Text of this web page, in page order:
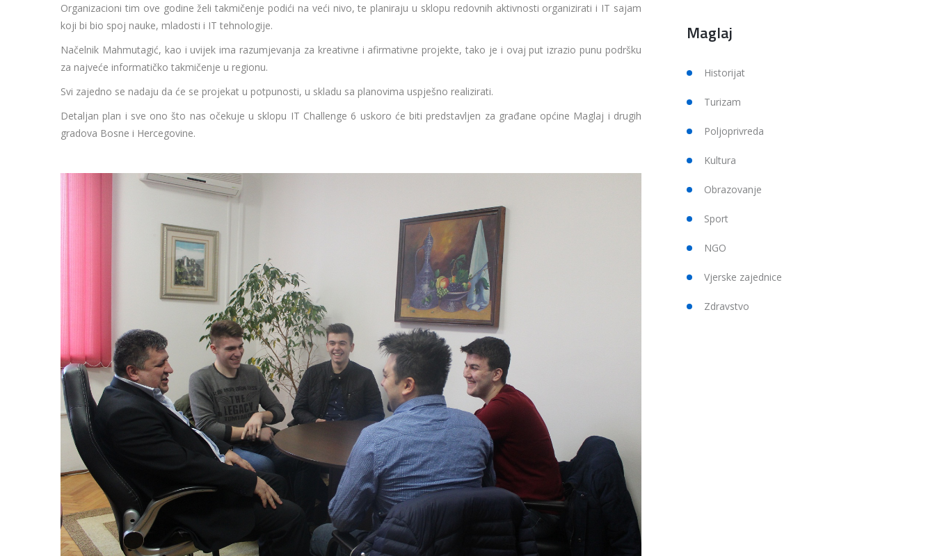
Organizacioni tim ove godine želi takmičenje podići na veći nivo, te planiraju u sklopu redovnih aktivnosti organizirati i IT sajam
koji bi bio spoj nauke, mladosti i IT tehnologije.
Načelnik Mahmutagić, kao i uvijek ima razumjevanja za kreativne i afirmativne projekte, tako je i ovaj put izrazio punu podršku
za najveće informatičko takmičenje u regionu.
Svi zajedno se nadaju da će se projekat u potpunosti, u skladu sa planovima uspješno realizirati.
Detaljan plan i sve ono što nas očekuje u sklopu IT Challenge 6 uskoro će biti predstavljen za građane općine Maglaj i drugih
gradova Bosne i Hercegovine.
Maglaj
Historijat
Turizam
Poljoprivreda
Kultura
Obrazovanje
Sport
NGO
Vjerske zajednice
Zdravstvo